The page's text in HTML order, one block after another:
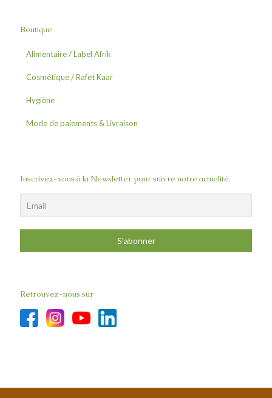
Boutique
Alimentaire / Label Afrik
Céréales
Fruit de Baobab
Herbes & Epices
Cosmétique / Rafet Kaar
Beurres
Crèmes
Hygiène
Eau de javel
Mode de paiements & Livraison
Inscrivez-vous à la Newsletter pour suivre notre actualité.
Retrouvez-nous sur